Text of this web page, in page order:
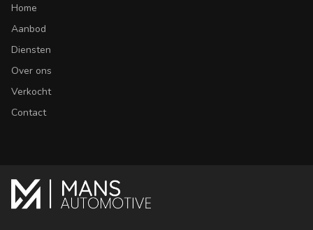
Home
Aanbod
Diensten
Over ons
Verkocht
Contact